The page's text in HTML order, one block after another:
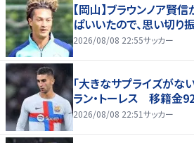
【岡山】ブラウンノア賢
ぱいいたので、思い切り
2026/08/08 22:55サッカー
「大きなサプライズがな
ラン・トーレス 移籍金
2026/08/08 22:51サッカー